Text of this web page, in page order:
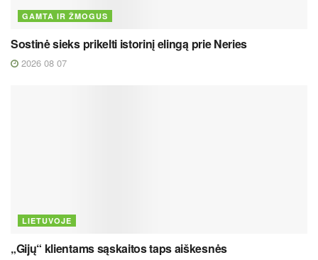
GAMTA IR ŽMOGUS
Sostinė sieks prikelti istorinį elingą prie Neries
2026 08 07
LIETUVOJE
„Gijų“ klientams sąskaitos taps aiškesnės